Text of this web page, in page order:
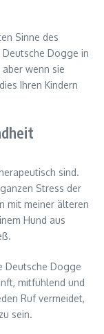
Sinne des
Dogge in
wenn sie
Ihren Kindern
sind.
Stress der
mit meiner älteren
Hund aus
Deutsche Dogge
mitfühlend und
Ruf vermeidet,
sein.